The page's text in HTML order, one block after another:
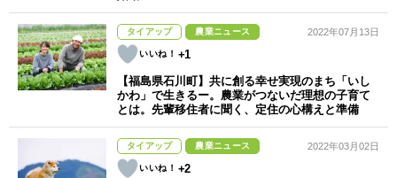
タイアップ 農業ニュース
+1
2022年07月13日
【福島県石川町】共に創る幸せ実現のまち「いし
かわ」で生きるー。農業がつないだ理想の子育て
とは。先輩移住者に聞く、定住の心構えと準備
タイアップ 農業ニュース
+2
2022年03月02日